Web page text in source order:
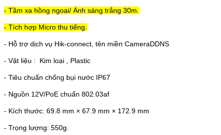
- Tầm xa hồng ngoại/ Ánh sáng trắng 30m.
- Tích hợp Micro thu tiếng.
- Hỗ trợ dịch vụ Hik-connect, tên miền CameraDDNS
- Vật liệu : Kim loại , Plastic
- Tiêu chuẩn chống bụi nước IP67
- Nguồn 12V/PoE chuẩn 802.03af
- Kích thước: 69.8 mm × 67.9 mm × 172.9 mm
- Trọng lượng: 550g.